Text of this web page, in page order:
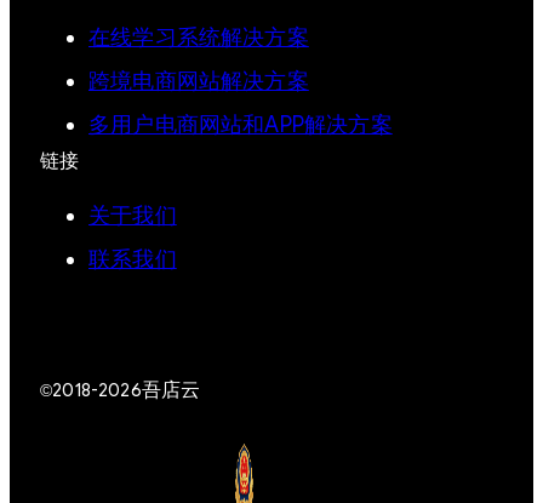
在线学习系统解决方案
跨境电商网站解决方案
多用户电商网站和APP解决方案
链接
关于我们
联系我们
©2018-2026吾店云